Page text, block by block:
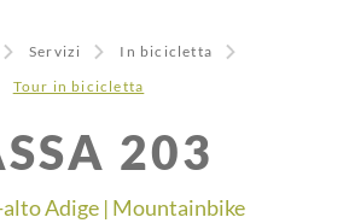
Servizi
In bicicletta
Tour in bicicletta
203
alto Adige | Mountainbike